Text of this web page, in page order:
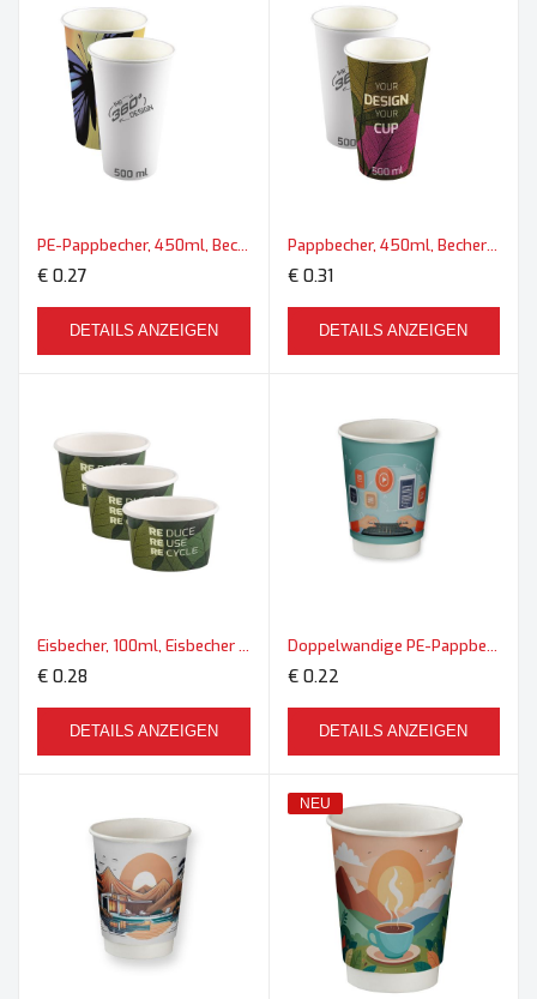
PE-Pappbecher, 450ml, Becher XL
€ 0.27
DETAILS ANZEIGEN
Pappbecher, 450ml, Becher XL
€ 0.31
DETAILS ANZEIGEN
Eisbecher, 100ml, Eisbecher Mini
€ 0.28
DETAILS ANZEIGEN
Doppelwandige PE-Pappbecher, 200ml, Doppelwandige Becher Midi
€ 0.22
DETAILS ANZEIGEN
NEU